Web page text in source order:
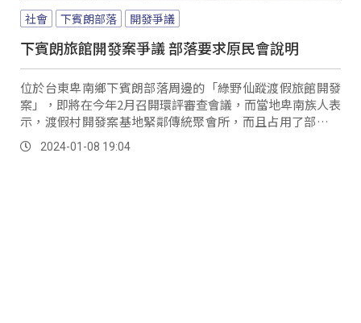
社會 下賓朗部落 開發爭議
下賓朗旅館開發案爭議 部落要求原民會說明
位於台東卑南鄉下賓朗部落周邊的「綠野仙蹤渡假旅館開發
案」，即將在今年2月召開環評審查會議，而當地卑南族人表
示，渡假村開發案基地緊鄰傳統聚會所，而且占用了部落唯
一的對外道路，擔心未來會嚴重影響部落居民的交通安全。
2024-01-08 19:04